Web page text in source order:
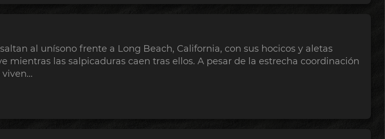
al unísono frente a Long Beach, California, con sus hocicos y aletas
mientras las salpicaduras caen tras ellos. A pesar de la estrecha coordinación